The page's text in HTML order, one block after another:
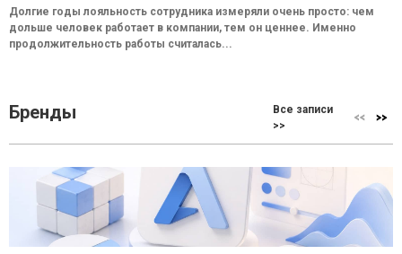
Долгие годы лояльность сотрудника измеряли очень просто: чем
дольше человек работает в компании, тем он ценнее. Именно
продолжительность работы считалась...
Бренды
Все записи
>>